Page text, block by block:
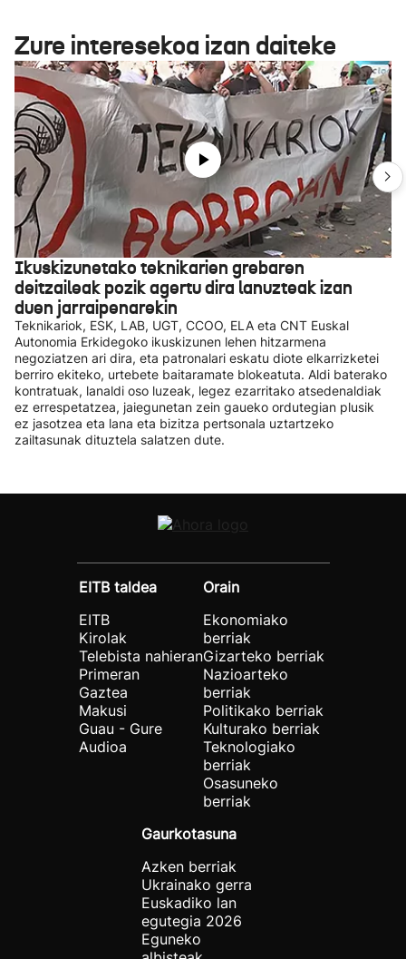
Zure interesekoa izan daiteke
Ikuskizunetako teknikarien grebaren
deitzaileak pozik agertu dira lanuzteak izan
duen jarraipenarekin
Teknikariok, ESK, LAB, UGT, CCOO, ELA eta CNT Euskal
Autonomia Erkidegoko ikuskizunen lehen hitzarmena
negoziatzen ari dira, eta patronalari eskatu diote elkarrizketei
berriro ekiteko, urtebete baitaramate blokeatuta. Aldi baterako
kontratuak, lanaldi oso luzeak, legez ezarritako atsedenaldiak
ez errespetatzea, jaiegunetan zein gaueko ordutegian plusik
ez jasotzea eta lana eta bizitza pertsonala uztartzeko
zailtasunak dituztela salatzen dute.
EITB taldea
EITB
Kirolak
Telebista nahieran
Primeran
Gaztea
Makusi
Guau - Gure
Audioa
Orain
Ekonomiako
berriak
Gizarteko berriak
Nazioarteko
berriak
Politikako berriak
Kulturako berriak
Teknologiako
berriak
Osasuneko
berriak
Gaurkotasuna
Azken berriak
Ukrainako gerra
Euskadiko lan
egutegia 2026
Eguneko